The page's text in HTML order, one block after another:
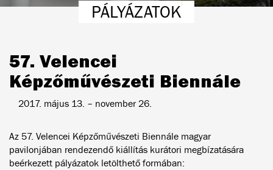
PÁLYÁZATOK
57. Velencei
Képzőművészeti Biennále
2017. május 13. – november 26.
Az 57. Velencei Képzőművészeti Biennále magyar
pavilonjában rendezendő kiállítás kurátori megbízatására
beérkezett pályázatok letölthető formában: